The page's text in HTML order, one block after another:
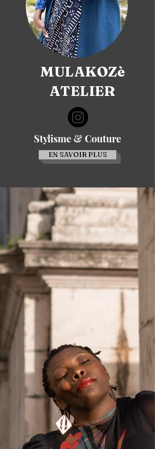
MULAKOZè
ATELIER
Stylisme & Couture
EN SAVOIR PLUS